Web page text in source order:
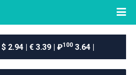
$ 2.94 | € 3.39 | ₽100 3.64 |